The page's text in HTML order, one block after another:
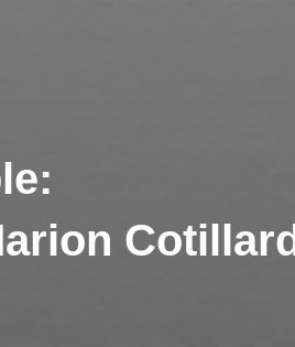
Cotillard